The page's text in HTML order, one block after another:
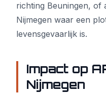
richting Beuningen, of
Nijmegen waar een
levensgevaarlijk is.
Impact op
Nijmegen